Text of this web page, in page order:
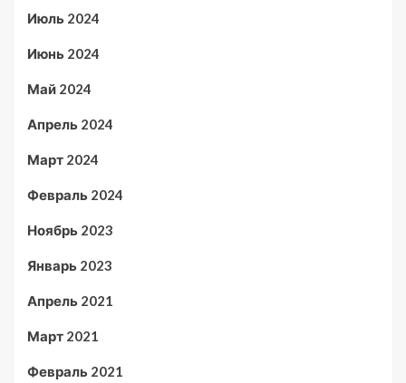
Июль 2024
Июнь 2024
Май 2024
Апрель 2024
Март 2024
Февраль 2024
Ноябрь 2023
Январь 2023
Апрель 2021
Март 2021
Февраль 2021